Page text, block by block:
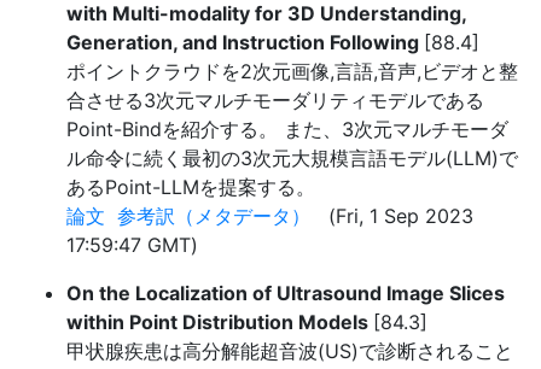
with Multi-modality for 3D Understanding,
Generation, and Instruction Following [88.4]
ポイントクラウドを2次元画像,言語,音声,ビデオと整
合させる3次元マルチモーダリティモデルである
Point-Bindを紹介する。 また、3次元マルチモーダ
ル命令に続く最初の3次元大規模言語モデル(LLM)で
あるPoint-LLMを提案する。
論文 参考訳（メタデータ）
(Fri, 1 Sep 2023
17:59:47 GMT)
On the Localization of Ultrasound Image Slices
within Point Distribution Models [84.3]
甲状腺疾患は高分解能超音波(US)で診断されること